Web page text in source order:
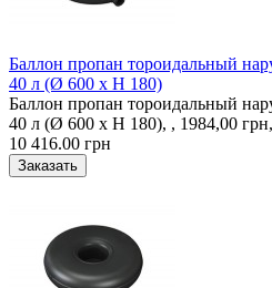
Баллон пропан тороидальный
40 л (Ø 600 х H 180)
Баллон пропан тороидальный
40 л (Ø 600 х H 180), , 1984,00 грн,
10 416.00 грн